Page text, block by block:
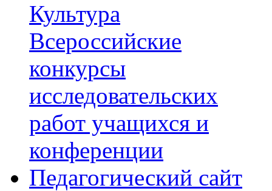
Культура
Всероссийские
конкурсы
исследовательских
работ учащихся и
конференции
Педагогический сайт